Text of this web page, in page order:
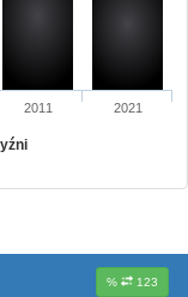
2011 2021
% 123